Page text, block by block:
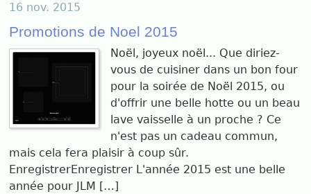
16 nov. 2015
Promotions de Noel 2015
Noël, joyeux noël... Que diriez-
vous de cuisiner dans un bon four
pour la soirée de Noël 2015, ou
d'offrir une belle hotte ou un beau
lave vaisselle à un proche ? Ce
n'est pas un cadeau commun,
mais cela fera plaisir à coup sûr.
EnregistrerEnregistrer L'année 2015 est une belle
année pour JLM […]